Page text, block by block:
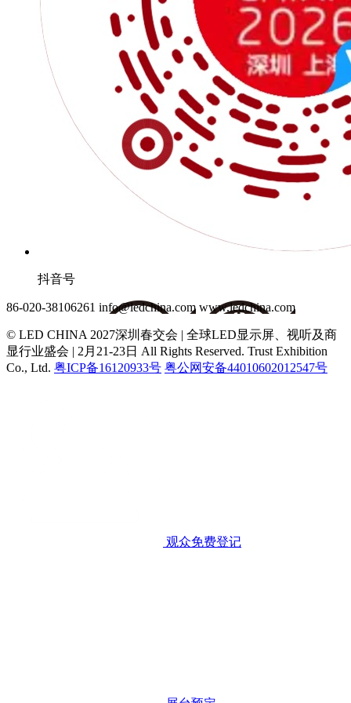
抖音号
86-020-38106261 info@ledchina.com www.ledchina.com
© LED CHINA 2027深圳春交会 | 全球LED显示屏、视听及商
显行业盛会 | 2月21-23日 All Rights Reserved. Trust Exhibition
Co., Ltd. 粤ICP备16120933号 粤公网安备44010602012547号
观众免费登记